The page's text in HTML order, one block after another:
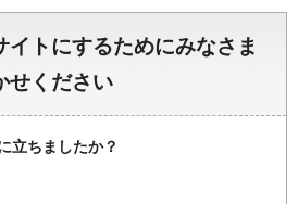
イトにするためにみなさま
せください
立ちましたか？